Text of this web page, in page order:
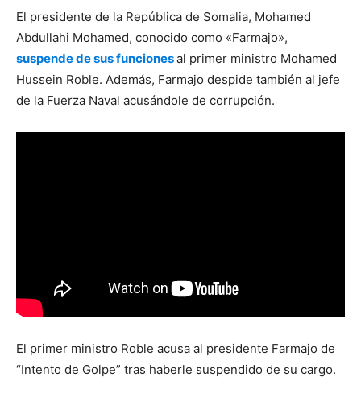
FOR EXECUTION OF JUSTICE.
PIC.TWITTER.COM/A0C7XGVNGX
— Mohamed Farmaajo (@M_Farmaajo)September 13,
2021
El presidente de la República de Somalia, Mohamed
Abdullahi Mohamed, conocido como «Farmajo»,
suspende de sus funcionesal primer ministro Mohamed
Hussein Roble. Además, Farmajo despide también al jefe
de la Fuerza Naval acusándole de corrupción.
El primer ministro Roble acusa al presidente Farmajo de
“Intento de Golpe” tras haberle suspendido de su cargo.